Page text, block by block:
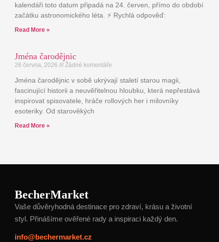
kalendáři toto datum připadá na 24. červen, přímo do období
začátku astronomického léta. ⚡ Rychlá odpověď:
Read More »
Jména čarodějnic
26 června, 2026 Žádné komentáře
Jména čarodějnic v sobě ukrývají staletí starou magii,
fascinující historii a neuvěřitelnou hloubku, která nepřestává
inspirovat spisovatele, hráče rollových her i milovníky
esoteriky. Od starověkých
Read More »
BecherMarket
Vaše důvěryhodná destinace pro zdraví, krásu a životní
styl. Přinášíme ověřené rady a inspiraci každý den.
info@bechermarket.cz